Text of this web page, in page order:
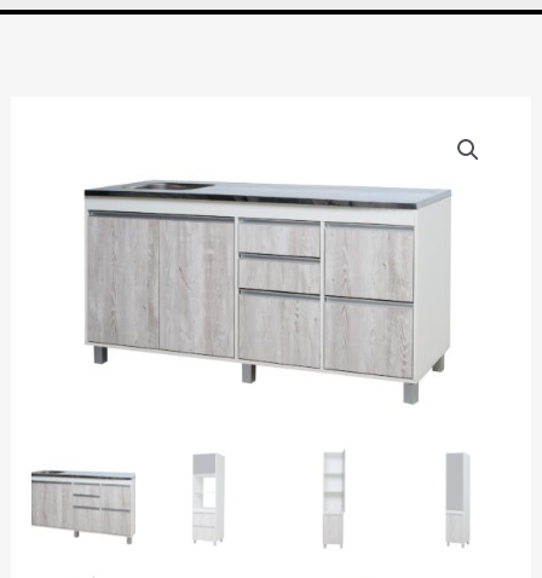
blanco
(para
mesadas